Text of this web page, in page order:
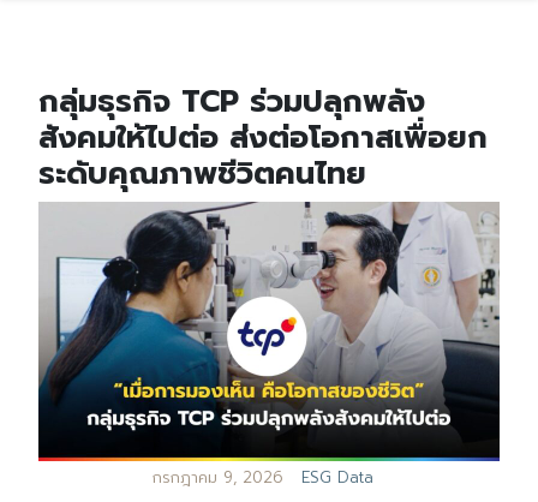
กลุ่มธุรกิจ TCP ร่วมปลุกพลัง
สังคมให้ไปต่อ ส่งต่อโอกาสเพื่อยก
ระดับคุณภาพชีวิตคนไทย
กรกฎาคม 9, 2026 ESG Data